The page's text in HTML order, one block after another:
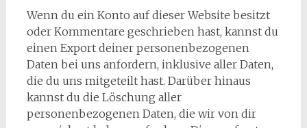
Wenn du ein Konto auf dieser Website besitzt
oder Kommentare geschrieben hast, kannst du
einen Export deiner personenbezogenen
Daten bei uns anfordern, inklusive aller Daten,
die du uns mitgeteilt hast. Darüber hinaus
kannst du die Löschung aller
personenbezogenen Daten, die wir von dir